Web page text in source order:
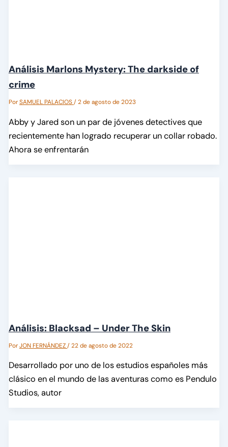
Análisis Marlons Mystery: The darkside of
crime
PorSAMUEL PALACIOS/2 de agosto de 2023
Abby y Jared son un par de jóvenes detectives que
recientemente han logrado recuperar un collar robado.
Ahora se enfrentarán
Análisis: Blacksad – Under The Skin
PorJON FERNÁNDEZ/22 de agosto de 2022
Desarrollado por uno de los estudios españoles más
clásico en el mundo de las aventuras como es Pendulo
Studios, autor